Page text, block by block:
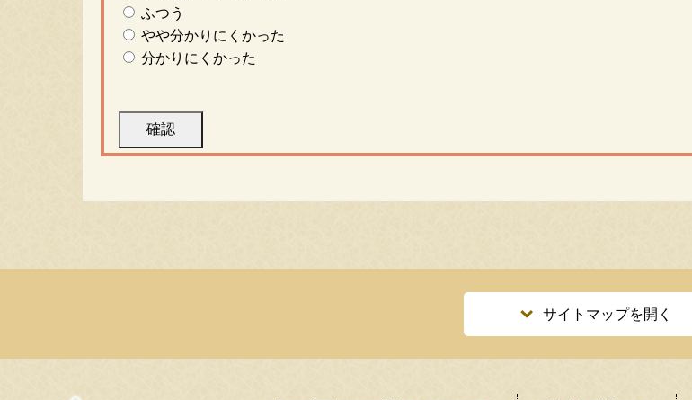
ふつう
やや分かりにくかった
分かりにくかった
サイトマップを開く